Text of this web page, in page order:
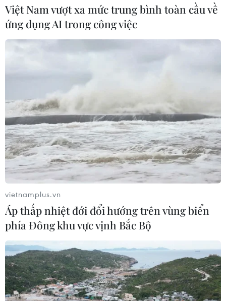
Đức quan ngại về kế hoạch sáp nhập khu
Bờ Tây của Israel
10/06/2020 12:51
Sau cuộc hội đàm với Ngoại trưởng Israel Gabi
Ashkenazi, ông Maas nhấn mạnh cùng với Liên minh
châu Âu (EU), Đức tin rằng việc sáp nhập này là không
Việt Nam vượt xa mức trung bình toàn cầu về
ứng dụng AI trong công việc
vietnamplus.vn
Áp thấp nhiệt đới đổi hướng trên vùng biển
phía Đông khu vực vịnh Bắc Bộ